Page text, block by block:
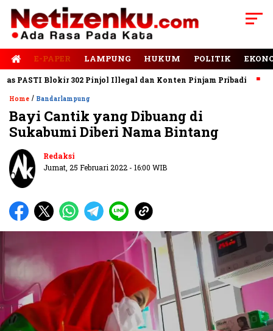
E-PAPER LAMPUNG HUKUM POLITIK
Blokir 302 Pinjol Illegal dan Konten Pinjam Pribadi
Home / Bandarlampung
Bayi Cantik yang Dibuang di
Sukabumi Diberi Nama Bintang
Redaksi
Jumat, 25 Februari 2022 - 16:00 WIB